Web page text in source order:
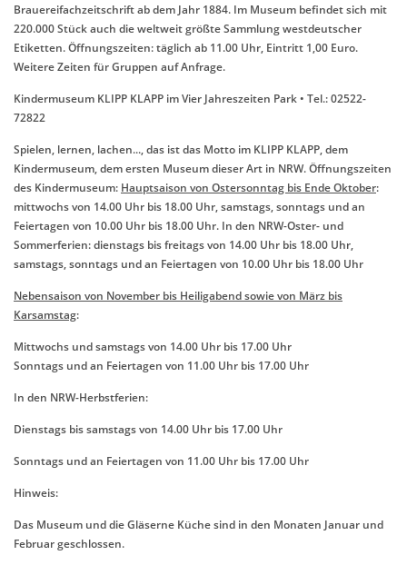
Brauereifachzeitschrift ab dem Jahr 1884. Im Museum befindet sich mit
220.000 Stück auch die weltweit größte Sammlung westdeutscher
Etiketten. Öffnungszeiten: täglich ab 11.00 Uhr, Eintritt 1,00 Euro.
Weitere Zeiten für Gruppen auf Anfrage.
Kindermuseum KLIPP KLAPP im Vier Jahreszeiten Park • Tel.: 02522-
72822
Spielen, lernen, lachen..., das ist das Motto im KLIPP KLAPP, dem
Kindermuseum, dem ersten Museum dieser Art in NRW. Öffnungszeiten
des Kindermuseum: Hauptsaison von Ostersonntag bis Ende Oktober:
mittwochs von 14.00 Uhr bis 18.00 Uhr, samstags, sonntags und an
Feiertagen von 10.00 Uhr bis 18.00 Uhr. In den NRW-Oster- und
Sommerferien: dienstags bis freitags von 14.00 Uhr bis 18.00 Uhr,
samstags, sonntags und an Feiertagen von 10.00 Uhr bis 18.00 Uhr
Nebensaison von November bis Heiligabendsowie von März bis
Karsamstag:
Mittwochs und samstags von 14.00 Uhr bis 17.00 Uhr
Sonntags und an Feiertagen von 11.00 Uhr bis 17.00 Uhr
In den NRW-Herbstferien:
Dienstags bis samstags von 14.00 Uhr bis 17.00 Uhr
Sonntags und an Feiertagen von 11.00 Uhr bis 17.00 Uhr
Hinweis:
Das Museum und die Gläserne Küche sind in den Monaten Januar und
Februar geschlossen.